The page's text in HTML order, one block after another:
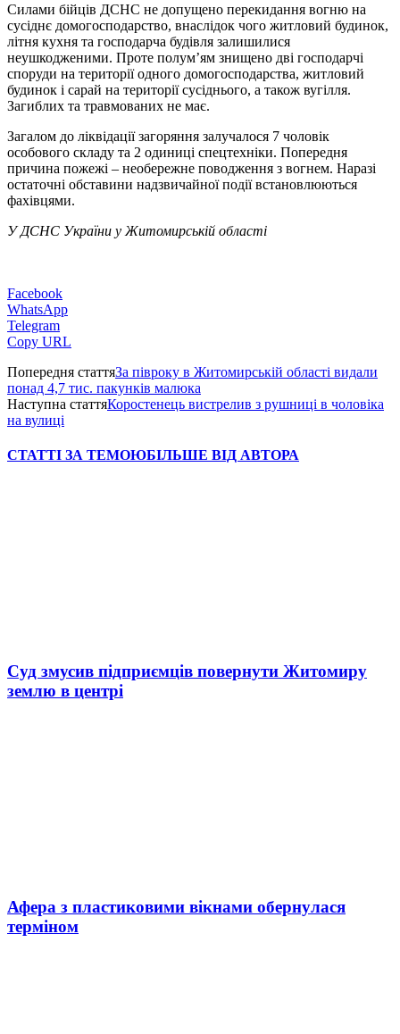
Силами бійців ДСНС не допущено перекидання вогню на
сусіднє домогосподарство, внаслідок чого житловий будинок,
літня кухня та господарча будівля залишилися
неушкодженими. Проте полум’ям знищено дві господарчі
споруди на території одного домогосподарства, житловий
будинок і сарай на території сусіднього, а також вугілля.
Загиблих та травмованих не має.
Загалом до ліквідації загоряння залучалося 7 чоловік
особового складу та 2 одиниці спецтехніки. Попередня
причина пожежі – необережне поводження з вогнем. Наразі
остаточні обставини надзвичайної події встановлюються
фахівцями.
У ДСНС України у Житомирській області
Facebook
WhatsApp
Telegram
Copy URL
Попередня статтяЗа півроку в Житомирській області видали
понад 4,7 тис. пакунків малюка
Наступна статтяКоростенець вистрелив з рушниці в чоловіка
на вулиці
СТАТТІ ЗА ТЕМОЮБІЛЬШЕ ВІД АВТОРА
Суд змусив підприємців повернути Житомиру
землю в центрі
Афера з пластиковими вікнами обернулася
терміном